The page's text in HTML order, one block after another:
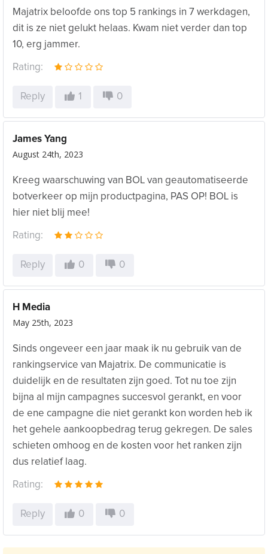
Majatrix beloofde ons top 5 rankings in 7 werkdagen,
dit is ze niet gelukt helaas. Kwam niet verder dan top
10, erg jammer.
Rating:
Reply 1 0
James Yang
August 24th, 2023
Kreeg waarschuwing van BOL van geautomatiseerde
botverkeer op mijn productpagina, PAS OP! BOL is
hier niet blij mee!
Rating:
Reply 0 0
H Media
May 25th, 2023
Sinds ongeveer een jaar maak ik nu gebruik van de
rankingservice van Majatrix. De communicatie is
duidelijk en de resultaten zijn goed. Tot nu toe zijn
bijna al mijn campagnes succesvol gerankt, en voor
de ene campagne die niet gerankt kon worden heb ik
het gehele aankoopbedrag terug gekregen. De sales
schieten omhoog en de kosten voor het ranken zijn
dus relatief laag.
Rating:
Reply 0 0